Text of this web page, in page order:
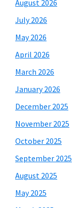
August 2026
July 2026
May 2026
April 2026
March 2026
January 2026
December 2025
November 2025
October 2025
September 2025
August 2025
May 2025